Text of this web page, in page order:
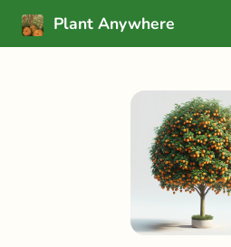
Plant Anywhere